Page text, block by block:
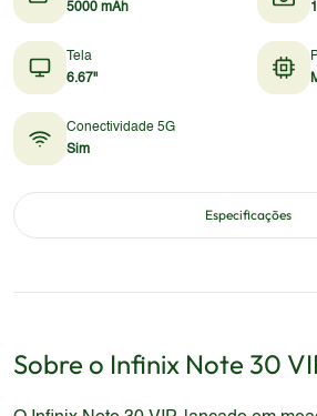
5000 mAh
Tela
6.67"
Conectividade 5G
Sim
Especificações
Sobre o Infinix Note 30